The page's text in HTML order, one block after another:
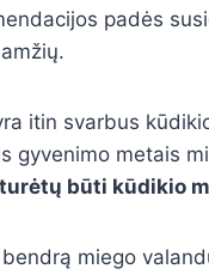
padės
itin svarbus
gyvenimo metais
būti kūdikio
miego